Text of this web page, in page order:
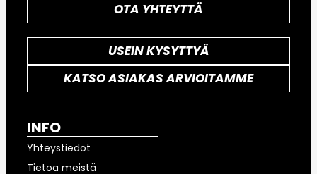
OTA YHTEYTTÄ
USEIN KYSYTTYÄ
KATSO ASIAKAS ARVIOITAMME
INFO
Yhteystiedot
Tietoa meistä